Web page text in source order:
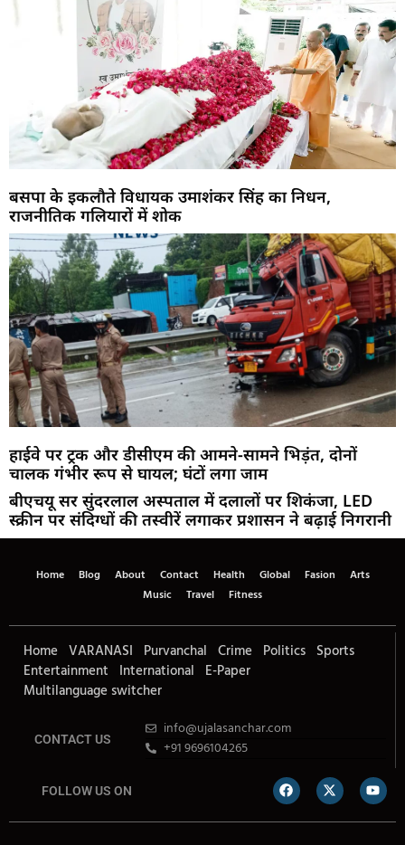
बसपा के इकलौते विधायक उमाशंकर सिंह का निधन,
राजनीतिक गलियारों में शोक
हाईवे पर ट्रक और डीसीएम की आमने-सामने भिड़ंत, दोनों
चालक गंभीर रूप से घायल; घंटों लगा जाम
बीएचयू सर सुंदरलाल अस्पताल में दलालों पर शिकंजा, LED
स्क्रीन पर संदिग्धों की तस्वीरें लगाकर प्रशासन ने बढ़ाई निगरानी
Home Blog About Contact Health Global Fasion
Arts
Music
Travel Fitness
Home VARANASI Purvanchal Crime Politics Sports
Entertainment International E-Paper
Multilanguage switcher
CONTACT US
info@ujalasanchar.com
+91 9696104265
FOLLOW US ON